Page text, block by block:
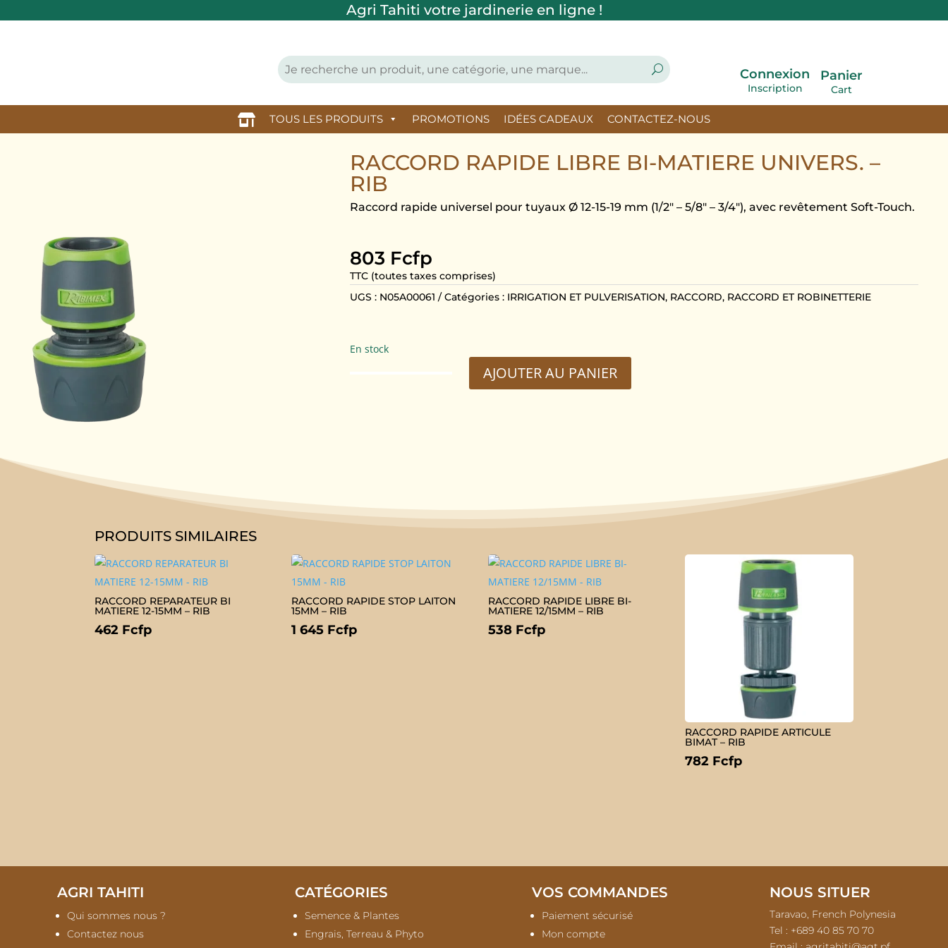
Agri Tahiti votre jardinerie en ligne !
Connexion
Inscription
Panier
Cart
TOUS LES PRODUITS PROMOTIONS IDÉES CADEAUX CONTACTEZ-NOUS
RACCORD RAPIDE LIBRE BI-MATIERE UNIVERS. –
RIB
Raccord rapide universel pour tuyaux Ø 12-15-19 mm (1/2″ – 5/8″ – 3/4″), avec revêtement Soft-Touch.
803 Fcfp
TTC (toutes taxes comprises)
UGS : N05A00061 Catégories : IRRIGATION ET PULVERISATION, RACCORD, RACCORD ET ROBINETTERIE
En stock
-
AJOUTER AU PANIER
PRODUITS SIMILAIRES
RACCORD REPARATEUR BI
MATIERE 12-15MM – RIB
462 Fcfp
RACCORD RAPIDE STOP LAITON
15MM – RIB
1 645 Fcfp
RACCORD RAPIDE LIBRE BI-
MATIERE 12/15MM – RIB
538 Fcfp
RACCORD RAPIDE ARTICULE
BIMAT – RIB
782 Fcfp
AGRI TAHITI
Qui sommes nous ?
Contactez nous
CATÉGORIES
Semence & Plantes
Engrais, Terreau & Phyto
VOS COMMANDES
Paiement sécurisé
Mon compte
NOUS SITUER
Taravao, French Polynesia
Tel : +68940 85 70 70